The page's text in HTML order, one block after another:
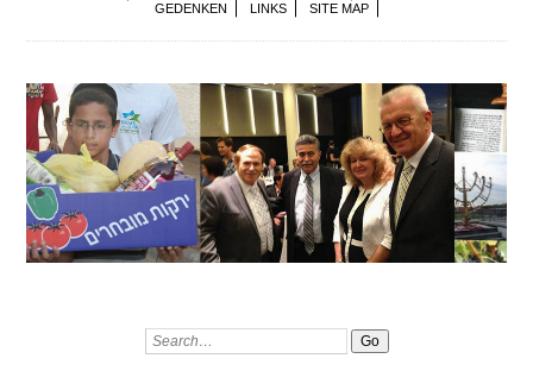
GEDENKEN
LINKS SITE MAP